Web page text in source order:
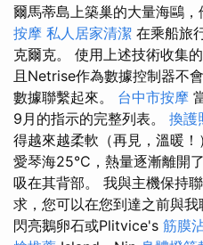
爾馬蒂島上築巢的大量海鷗，
按摩 私人居家清潔 在乘船旅
克爾克。 使用上述技術收集
且Netrise作為數據控制器不
數據聯繫起來。 台中市按摩
9月的指示的完整列表。 換護
得越來越柔軟（再見，溫暖
愛琴海25°C，熱量逐漸離開
吸在其背部。 我與主機保持
求，您可以在您到達之前與我
閃亮鵝卵石或Plitvice's 筋膜